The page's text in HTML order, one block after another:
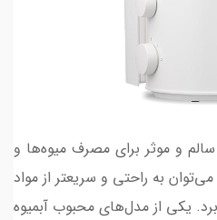
و موثر برای مصرف میوه‌ها و
به راحتی و سریعتر از مواد
یکی از مدل‌های محبوب آبمیوه